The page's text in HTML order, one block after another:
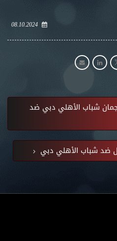
08.10.2024
شباب الأهلي دبي ضد
ضد شباب الأهلي دبي